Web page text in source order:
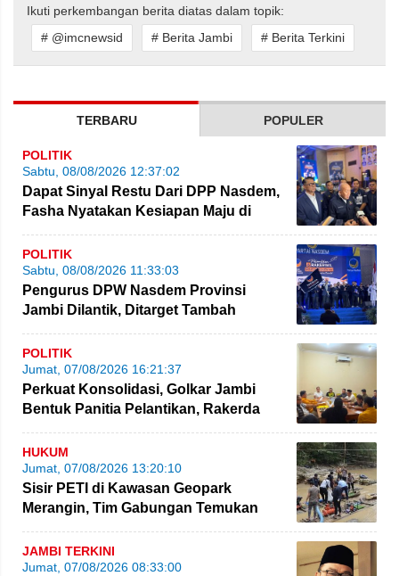
Ikuti perkembangan berita diatas dalam topik:
# @imcnewsid
# Berita Jambi # Berita Terkini
TERBARU POPULER
POLITIK
Sabtu, 08/08/2026 12:37:02
Dapat Sinyal Restu Dari DPP Nasdem,
Fasha Nyatakan Kesiapan Maju di
Pilgub Jambi
POLITIK
Sabtu, 08/08/2026 11:33:03
Pengurus DPW Nasdem Provinsi
Jambi Dilantik, Ditarget Tambah
Perolehan Kursi Legislatif
POLITIK
Jumat, 07/08/2026 16:21:37
Perkuat Konsolidasi, Golkar Jambi
Bentuk Panitia Pelantikan, Rakerda
hingga Bimtek
HUKUM
Jumat, 07/08/2026 13:20:10
Sisir PETI di Kawasan Geopark
Merangin, Tim Gabungan Temukan
Empat Rakit yang Ditinggalkan
JAMBI TERKINI
Jumat, 07/08/2026 08:33:00